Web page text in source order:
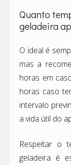
Quanto
geladeira
O ideal é
mas a
horas em
horas caso
intervalo
a vida útil do
Respeitar o
geladeira é